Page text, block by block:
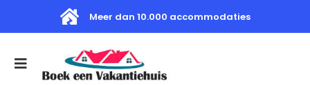
Meer dan 10.000 accommodaties